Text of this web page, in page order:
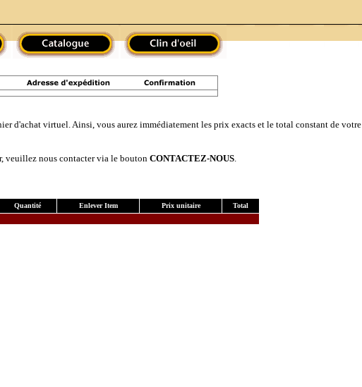
d'achat virtuel. Ainsi, vous aurez immédiatement les prix exacts et le total constant de votre
veuillez nous contacter via le bouton CONTACTEZ-NOUS.
Quantité Enlever Item Prix unitaire
Total